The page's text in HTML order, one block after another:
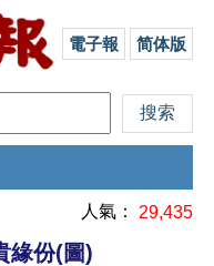
電子報 简体版
人氣： 29,435
緣份(圖)